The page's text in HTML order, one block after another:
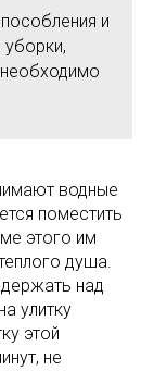
и
водные
поместить
этого им
душа.
держать над
улитку
этой
не